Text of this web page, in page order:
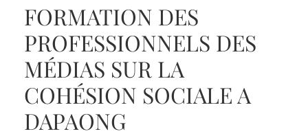
FORMATION DES
PROFESSIONNELS DES
MÉDIAS SUR LA
COHÉSION SOCIALE A
DAPAONG